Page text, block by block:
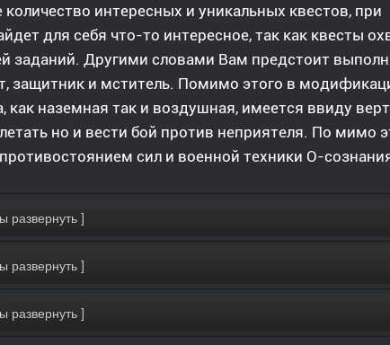
интересных и уникальных квестов, при
для себя что-то интересное, так как квесты
заданий. Другими словами Вам предстоит
защитник и мститель. Помимо этого в
как наземная так и воздушная, имеется ввиду
но и вести бой против неприятеля. По мимо
сил и военной техники О-